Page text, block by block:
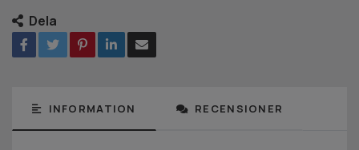
Dela
INFORMATION RECENSIONER